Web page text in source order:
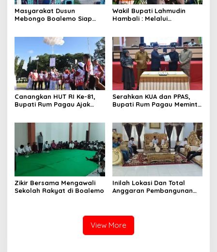
Masyarakat Dusun
Mebongo Boalemo Siap
Wakil Bupati Lahmudin
Hambali : Melalui
Pramuka
Canangkan HUT RI Ke-81,
Bupati Rum Pagau Ajak
Serahkan KUA dan PPAS,
Bupati Rum Pagau Meminta
Zikir Bersama Mengawali
Sekolah Rakyat di Boalemo
Inilah Lokasi Dan Total
Anggaran Pembangunan
View More